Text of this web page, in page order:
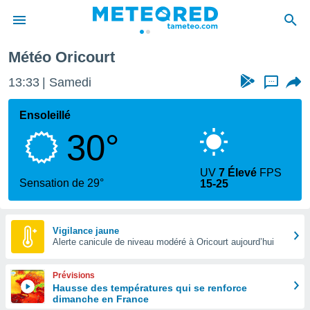
de
Météo Oricourt
13:33 Samedi ...
Ensoleillé
30°
Sensation de 29°
UV7 Élevé FPS
15-25
Vigilance jaune
Alerte canicule de niveau modéré à Oricourt aujourd’hui
Prévisions
Hausse des températures qui se renforce
dimanche en France